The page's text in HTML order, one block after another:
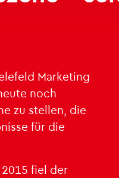
Mar­ke­ting
noch
zu stel­len, die
für die
fiel der